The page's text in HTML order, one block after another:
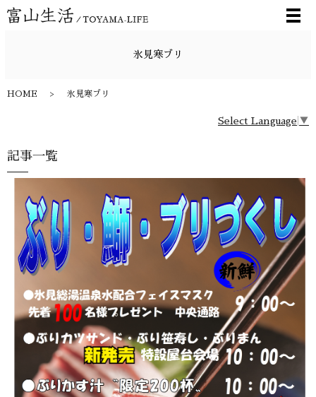
メ
氷見寒ブリ
HOME 氷見寒ブリ
Select Language ▼
記事一覧